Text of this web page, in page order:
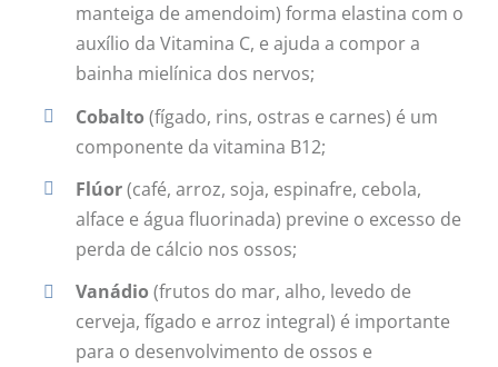
manteiga de amendoim) forma elastina com o
auxílio da Vitamina C, e ajuda a compor a
bainha mielínica dos nervos;
Cobalto(fígado, rins, ostras e carnes) é um
componente da vitamina B12;
Flúor(café, arroz, soja, espinafre, cebola,
alface e água fluorinada) previne o excesso de
perda de cálcio nos ossos;
Vanádio(frutos do mar, alho, levedo de
cerveja, fígado e arroz integral) é importante
para o desenvolvimento de ossos e